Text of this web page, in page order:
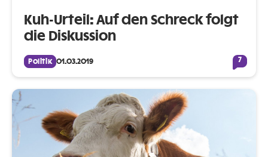
Kuh-Urteil: Auf den Schreck folgt
die Diskussion
Politik 01.03.2019 7